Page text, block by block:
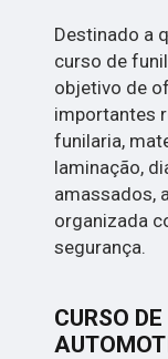
Destinado a
curso de
objetivo de
importantes
funilaria,
laminação,
amassados,
organizada
segurança.
CURSO